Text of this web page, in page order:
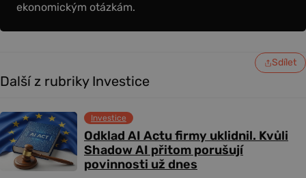
ekonomickým otázkám.
Sdílet
Další z rubriky Investice
Odklad AI Actu firmy uklidnil. Kvůli
Shadow AI přitom porušují
povinnosti už dnes
Investice